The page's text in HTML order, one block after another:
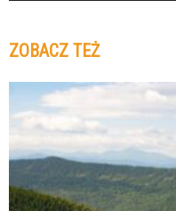
ZOBACZ TEŻ